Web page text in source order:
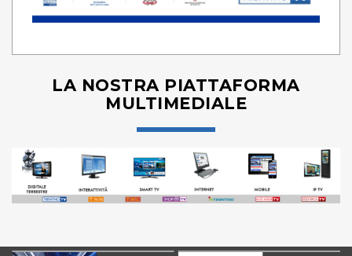
LA NOSTRA PIATTAFORMA
MULTIMEDIALE